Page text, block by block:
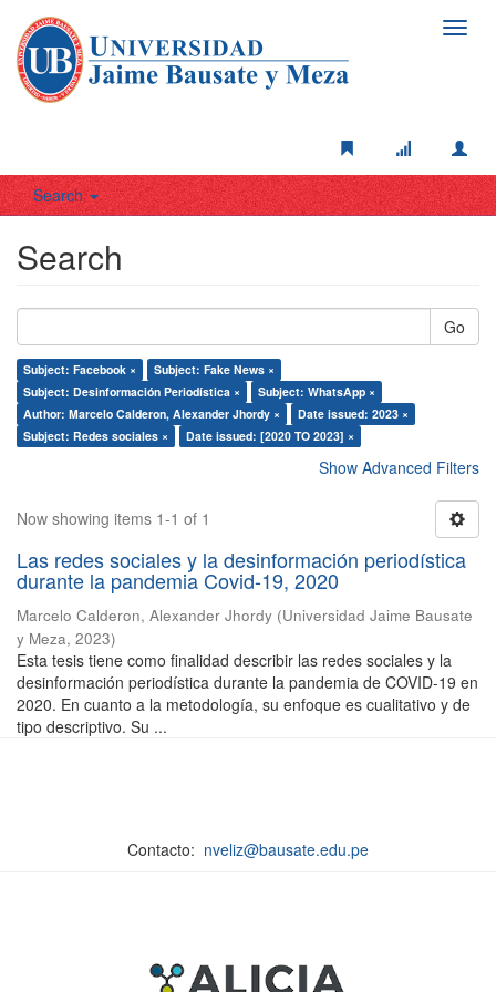
Search
Search
Go
Subject: Facebook ×
Subject: Fake News ×
Subject: Desinformación Periodística ×
Subject: WhatsApp ×
Author: Marcelo Calderon, Alexander Jhordy ×
Date issued: 2023 ×
Subject: Redes sociales ×
Date issued: [2020 TO 2023] ×
Show Advanced Filters
Now showing items 1-1 of 1
Las redes sociales y la desinformación periodística
durante la pandemia Covid-19, 2020
Marcelo Calderon, Alexander Jhordy (Universidad Jaime Bausate
y Meza, 2023)
Esta tesis tiene como finalidad describir las redes sociales y la
desinformación periodística durante la pandemia de COVID-19 en
2020. En cuanto a la metodología, su enfoque es cualitativo y de
tipo descriptivo. Su ...
Contacto: nveliz@bausate.edu.pe